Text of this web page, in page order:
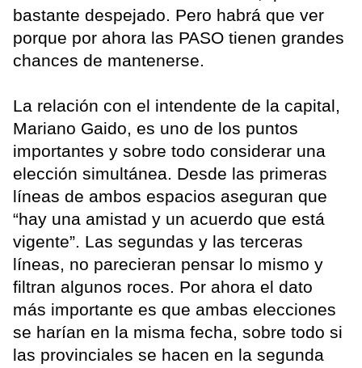
bastante despejado. Pero habrá que ver
porque por ahora las PASO tienen grandes
chances de mantenerse.
La relación con el intendente de la capital,
Mariano Gaido, es uno de los puntos
importantes y sobre todo considerar una
elección simultánea. Desde las primeras
líneas de ambos espacios aseguran que
“hay una amistad y un acuerdo que está
vigente”. Las segundas y las terceras
líneas, no parecieran pensar lo mismo y
filtran algunos roces. Por ahora el dato
más importante es que ambas elecciones
se harían en la misma fecha, sobre todo si
las provinciales se hacen en la segunda